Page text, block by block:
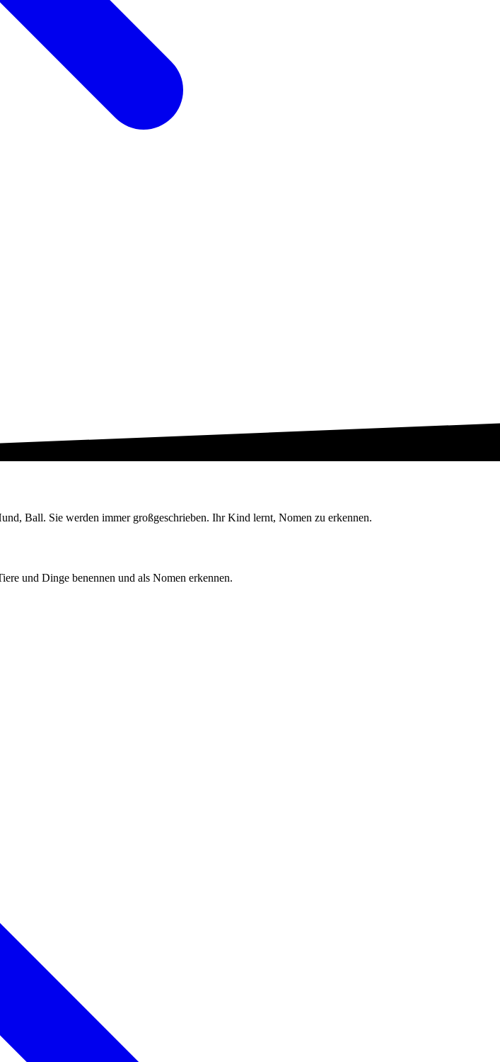
Ball. Sie werden immer großgeschrieben. Ihr Kind lernt, Nomen zu erkennen.
und Dinge benennen und als Nomen erkennen.